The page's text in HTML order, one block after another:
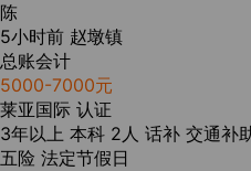
陈
5小时前 赵墩镇
总账会计
5000-7000元
莱亚国际 认证
3年以上 本科 2人 话补 交通补
五险 法定节假日